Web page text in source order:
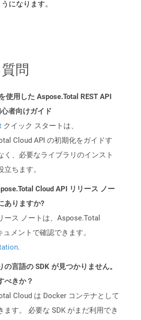
になります。
問
使用した Aspose.Total REST API
者向けガイド
クイック スタートは、
Cloud API の初期化をガイドす
く、必要なライブラリのインスト
立ちます。
Cloud API リリース ノー
ありますか?
ース ノートは、Aspose.Total
ュメントで確認できます。
.
の言語の SDK が見つかりません。
べきか？
Cloud は Docker コンテナとして
ます。 必要な SDK がまだ利用でき